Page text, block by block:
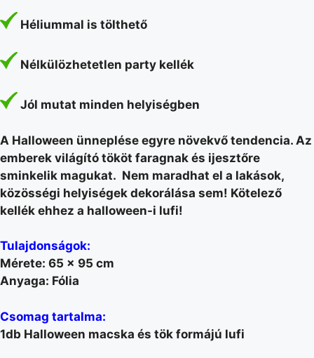
Héliummal is tölthető
Nélkülözhetetlen party kellék
Jól mutat minden helyiségben
A Halloween ünneplése egyre növekvő tendencia. Az
emberek világító tököt faragnak és ijesztőre
sminkelik magukat. Nem maradhat el a lakások,
közösségi helyiségek dekorálása sem! Kötelező
kellék ehhez a halloween-i lufi!
Tulajdonságok:
Mérete: 65 x 95 cm
Anyaga: Fólia
Csomag tartalma:
1db Halloween macska és tök formájú lufi